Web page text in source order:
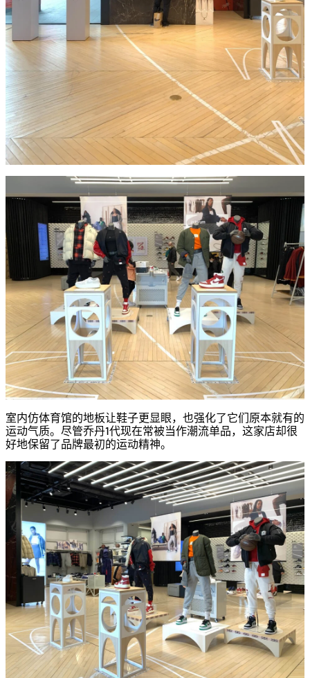
室内仿体育馆的地板让鞋子更显眼，也强化了它们原本就有的
运动气质。尽管乔丹1代现在常被当作潮流单品，这家店却很
好地保留了品牌最初的运动精神。